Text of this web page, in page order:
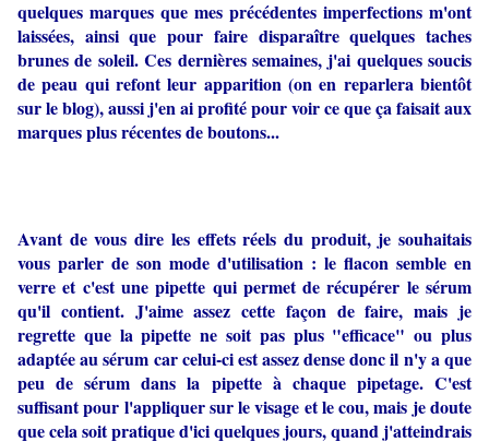
quelques marques que mes précédentes imperfections m'ont
laissées, ainsi que pour faire disparaître quelques taches
brunes de soleil. Ces dernières semaines, j'ai quelques soucis
de peau qui refont leur apparition (on en reparlera bientôt
sur le blog), aussi j'en ai profité pour voir ce que ça faisait aux
marques plus récentes de boutons...
Avant de vous dire les effets réels du produit, je souhaitais
vous parler de son mode d'utilisation : le flacon semble en
verre et c'est une pipette qui permet de récupérer le sérum
qu'il contient. J'aime assez cette façon de faire, mais je
regrette que la pipette ne soit pas plus "efficace" ou plus
adaptée au sérum car celui-ci est assez dense donc il n'y a que
peu de sérum dans la pipette à chaque pipetage. C'est
suffisant pour l'appliquer sur le visage et le cou, mais je doute
que cela soit pratique d'ici quelques jours, quand j'atteindrais